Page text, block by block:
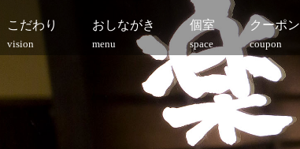
こだわり
vision
おしながき
menu
個室
space
クーポン
coupon